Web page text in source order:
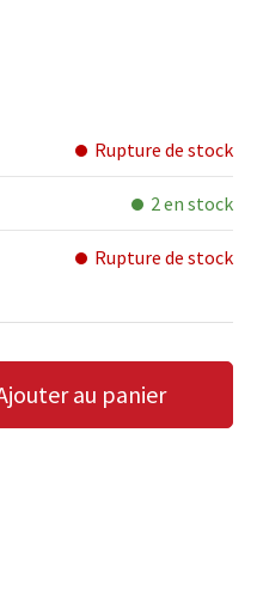
Rupture de stock
2 en stock
Rupture de stock
LA QUANTITÉ
au panier